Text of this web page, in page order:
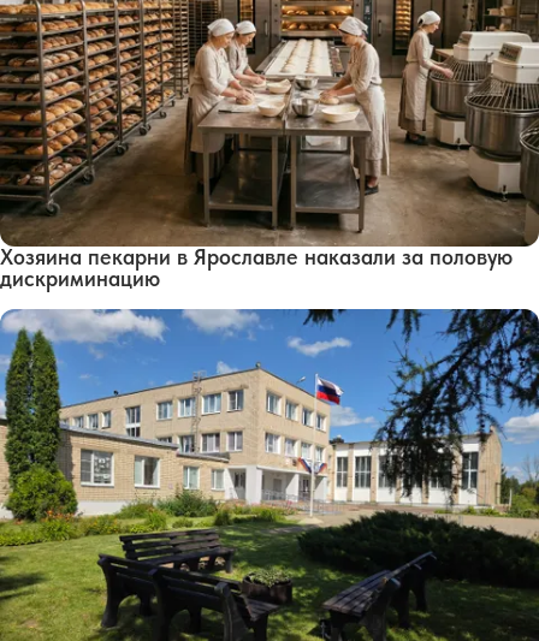
Хозяина пекарни в Ярославле наказали за половую
дискриминацию